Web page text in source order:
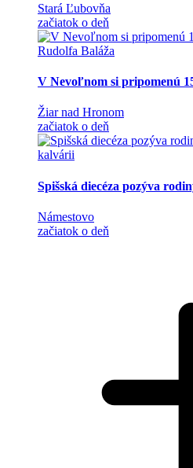
Stará Ľubovňa
začiatok o deň
V Nevoľnom si pripomenú
Žiar nad Hronom
začiatok o deň
Spišská diecéza pozýva
Námestovo
začiatok o deň